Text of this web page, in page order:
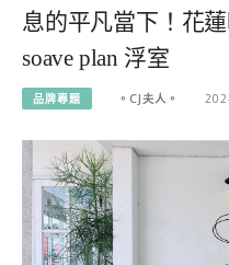
息的平凡當下！花
soave plan 浮室
品牌專題 。CJ夫人。